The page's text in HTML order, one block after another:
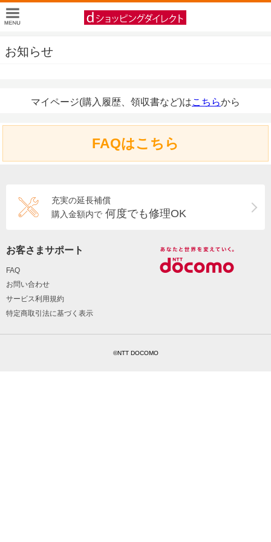
お知らせ
マイページ(購入履歴、領収書など)はこちらから
FAQはこちら
充実の延長補償
購入金額内で 何度でも修理OK
お客さまサポート
FAQ
お問い合わせ
サービス利用規約
特定商取引法に基づく表示
©NTT DOCOMO